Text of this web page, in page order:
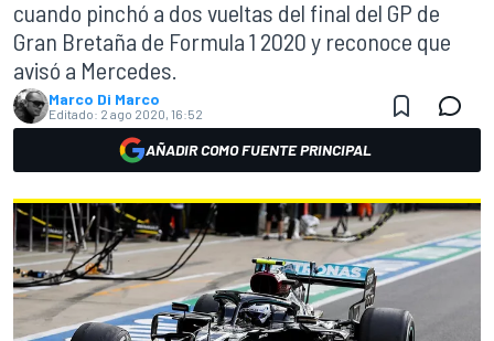
cuando pinchó a dos vueltas del final del GP de
Gran Bretaña de Formula 1 2020 y reconoce que
avisó a Mercedes.
Marco Di Marco
Editado: 2 ago 2020, 16:52
AÑADIR COMO FUENTE PRINCIPAL